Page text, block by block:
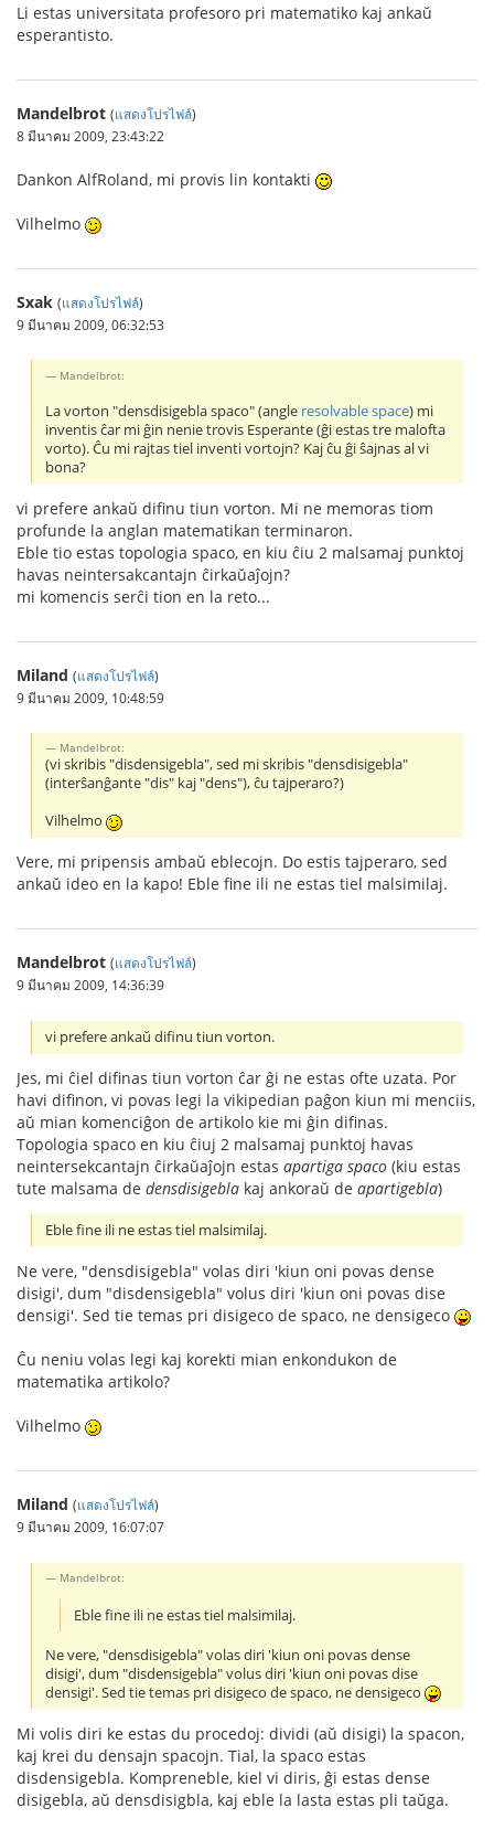
Li estas universitata profesoro pri matematiko kaj ankaŭ
esperantisto.
Mandelbrot (แสดงโปรไฟล์)
8 มีนาคม 2009, 23:43:22
Dankon AlfRoland, mi provis lin kontakti
Vilhelmo
Sxak (แสดงโปรไฟล์)
9 มีนาคม 2009, 06:32:53
Mandelbrot:
La vorton "densdisigebla spaco" (angle resolvable space) mi
inventis ĉar mi ĝin nenie trovis Esperante (ĝi estas tre malofta
vorto). Ĉu mi rajtas tiel inventi vortojn? Kaj ĉu ĝi ŝajnas al vi
bona?
vi prefere ankaŭ difinu tiun vorton. Mi ne memoras tiom
profunde la anglan matematikan terminaron.
Eble tio estas topologia spaco, en kiu ĉiu 2 malsamaj punktoj
havas neintersakcantajn ĉirkaŭaĵojn?
mi komencis serĉi tion en la reto...
Miland (แสดงโปรไฟล์)
9 มีนาคม 2009, 10:48:59
Mandelbrot:
(vi skribis "disdensigebla", sed mi skribis "densdisigebla"
(interŝanĝante "dis" kaj "dens"), ĉu tajperaro?)
Vilhelmo
Vere, mi pripensis ambaŭ eblecojn. Do estis tajperaro, sed
ankaŭ ideo en la kapo! Eble fine ili ne estas tiel malsimilaj.
Mandelbrot (แสดงโปรไฟล์)
9 มีนาคม 2009, 14:36:39
vi prefere ankaŭ difinu tiun vorton.
Jes, mi ĉiel difinas tiun vorton ĉar ĝi ne estas ofte uzata. Por
havi difinon, vi povas legi la vikipedian paĝon kiun mi menciis,
aŭ mian komenciĝon de artikolo kie mi ĝin difinas.
Topologia spaco en kiu ĉiuj 2 malsamaj punktoj havas
neintersekcantajn ĉirkaŭaĵojn estas apartiga spaco (kiu estas
tute malsama de densdisigebla kaj ankoraŭ de apartigebla)
Eble fine ili ne estas tiel malsimilaj.
Ne vere, "densdisigebla" volas diri 'kiun oni povas dense
disigi', dum "disdensigebla" volus diri 'kiun oni povas dise
densigi'. Sed tie temas pri disigeco de spaco, ne densigeco
Ĉu neniu volas legi kaj korekti mian enkondukon de
matematika artikolo?
Vilhelmo
Miland (แสดงโปรไฟล์)
9 มีนาคม 2009, 16:07:07
Mandelbrot:
Eble fine ili ne estas tiel malsimilaj.
Ne vere, "densdisigebla" volas diri 'kiun oni povas dense
disigi', dum "disdensigebla" volus diri 'kiun oni povas dise
densigi'. Sed tie temas pri disigeco de spaco, ne densigeco
Mi volis diri ke estas du procedoj: dividi (aŭ disigi) la spacon,
kaj krei du densajn spacojn. Tial, la spaco estas
disdensigebla. Kompreneble, kiel vi diris, ĝi estas dense
disigebla, aŭ densdisigbla, kaj eble la lasta estas pli taŭga.